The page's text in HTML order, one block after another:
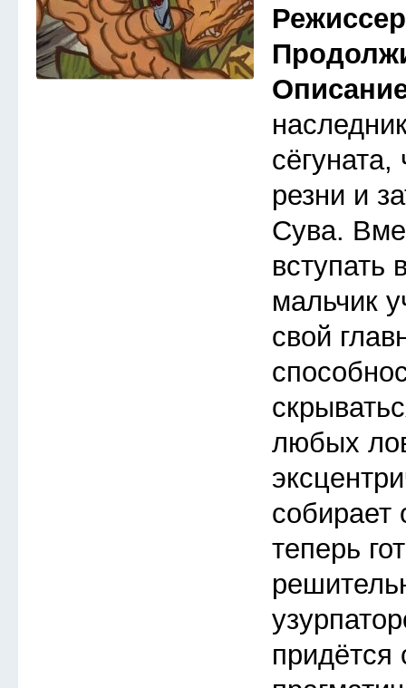
резни и
Сува.
вступать
мальчик
свой
любых
собирает
теперь
придётся